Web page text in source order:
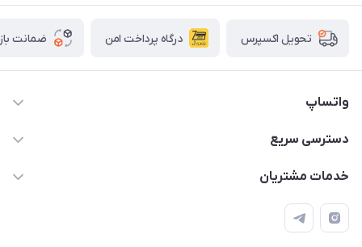
تحویل اکسپرس درگاه پرداخت امن ضمانت
واتساپ
09933276933 واتس اپ و اینستاگرام - فقط
دسترسی سریع
حساب کاربری
لیست محصولات
خدمات مشتریان
قوانین و مقررات
حریم خصوصی